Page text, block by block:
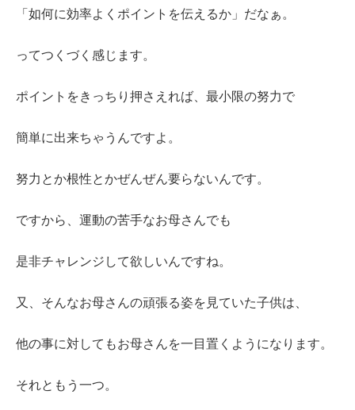
「如何に効率よくポイントを伝えるか」だなぁ。
ってつくづく感じます。
ポイントをきっちり押さえれば、最小限の努力で
簡単に出来ちゃうんですよ。
努力とか根性とかぜんぜん要らないんです。
ですから、運動の苦手なお母さんでも
是非チャレンジして欲しいんですね。
又、そんなお母さんの頑張る姿を見ていた子供は、
他の事に対してもお母さんを一目置くようになります。
それともう一つ。